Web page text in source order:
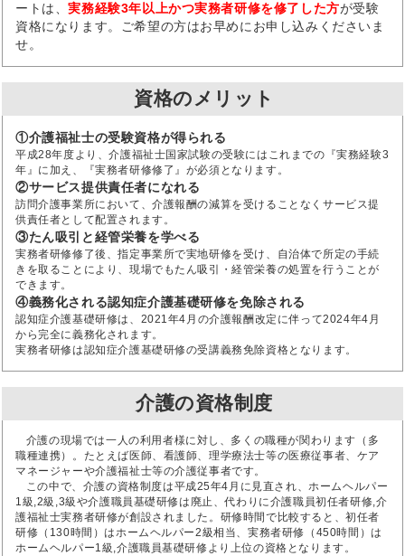
ートは、実務経験3年以上かつ実務者研修を修了した方が受験
資格になります。ご希望の方はお早めにお申し込みくださいま
せ。
資格のメリット
①介護福祉士の受験資格が得られる
平成28年度より、介護福祉士国家試験の受験にはこれまでの『実務経験3
年』に加え、『実務者研修修了』が必須となります。
②サービス提供責任者になれる
訪問介護事業所において、介護報酬の減算を受けることなくサービス提
供責任者として配置されます。
③たん吸引と経管栄養を学べる
実務者研修修了後、指定事業所で実地研修を受け、自治体で所定の手続
きを取ることにより、現場でもたん吸引・経管栄養の処置を行うことが
できます。
④義務化される認知症介護基礎研修を免除される
認知症介護基礎研修は、2021年4月の介護報酬改定に伴って2024年4月
から完全に義務化されます。
実務者研修は認知症介護基礎研修の受講義務免除資格となります。
介護の資格制度
介護の現場では一人の利用者様に対し、多くの職種が関わります（多
職種連携）。たとえば医師、看護師、理学療法士等の医療従事者、ケア
マネージャーや介護福祉士等の介護従事者です。
この中で、介護の資格制度は平成25年4月に見直され、ホームヘルパー
1級,2級,3級や介護職員基礎研修は廃止、代わりに介護職員初任者研修,介
護福祉士実務者研修が創設されました。研修時間で比較すると、初任者
研修（130時間）はホームヘルパー2級相当、実務者研修（450時間）は
ホームヘルパー1級,介護職員基礎研修より上位の資格となります。